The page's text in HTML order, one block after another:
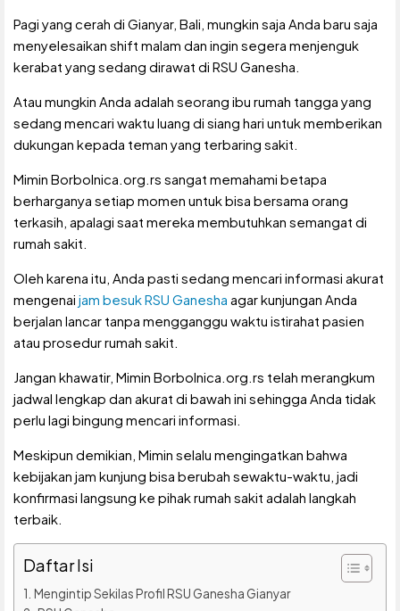
Pagi yang cerah di Gianyar, Bali, mungkin saja Anda baru saja
menyelesaikan shift malam dan ingin segera menjenguk
kerabat yang sedang dirawat di RSU Ganesha.
Atau mungkin Anda adalah seorang ibu rumah tangga yang
sedang mencari waktu luang di siang hari untuk memberikan
dukungan kepada teman yang terbaring sakit.
Mimin Borbolnica.org.rs sangat memahami betapa
berharganya setiap momen untuk bisa bersama orang
terkasih, apalagi saat mereka membutuhkan semangat di
rumah sakit.
Oleh karena itu, Anda pasti sedang mencari informasi akurat
mengenai jam besuk RSU Ganesha agar kunjungan Anda
berjalan lancar tanpa mengganggu waktu istirahat pasien
atau prosedur rumah sakit.
Jangan khawatir, Mimin Borbolnica.org.rs telah merangkum
jadwal lengkap dan akurat di bawah ini sehingga Anda tidak
perlu lagi bingung mencari informasi.
Meskipun demikian, Mimin selalu mengingatkan bahwa
kebijakan jam kunjung bisa berubah sewaktu-waktu, jadi
konfirmasi langsung ke pihak rumah sakit adalah langkah
terbaik.
Daftar Isi
Mengintip Sekilas Profil RSU Ganesha Gianyar